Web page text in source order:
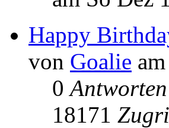
Happy
von Goalie
0Antworten
18171